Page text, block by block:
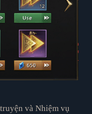
và Nhiệm vụ